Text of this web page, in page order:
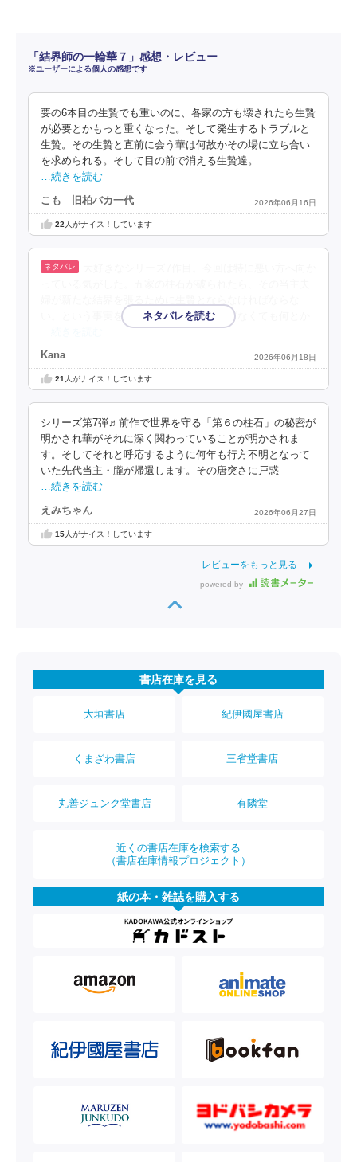
「結界師の一輪華７」感想・レビュー
※ユーザーによる個人の感想です
要の6本目の生贄でも重いのに、各家の方も壊されたら生贄
が必要とかもっと重くなった。そして発生するトラブルと
生贄。その生贄と直前に会う華は何故かその場に立ち合い
を求められる。そして目の前で消える生贄達。
…続きを読む
こも 旧柏バカ一代 2026年06月16日
22 人がナイス！しています
い。という事実を知った朔と華。生贄などなくても何とか
Kana 2026年06月18日
21人がナイス！しています
シリーズ第7弾♬前作で世界を守る「第６の柱石」の秘密が
明かされ華がそれに深く関わっていることが明かされま
す。そしてそれと呼応するように何年も行方不明となって
いた先代当主・朧が帰還します。その唐突さに戸惑
…続きを読む
えみちゃん 2026年06月27日
15人がナイス！しています
レビューをもっと見る
powered by
書店在庫を見る
大垣書店 紀伊國屋書店
くまざわ書店 三省堂書店
丸善ジュンク堂書店 有隣堂
近くの書店在庫を検索する
（書店在庫情報プロジェクト）
紙の本・雑誌を購入する